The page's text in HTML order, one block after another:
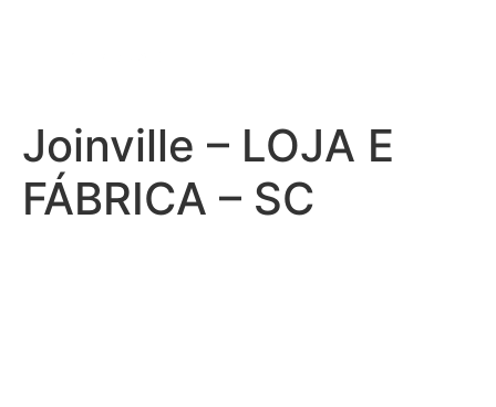
Joinville – LOJA E
FÁBRICA – SC
© 2025 - Cembrani Ambientes Planejados